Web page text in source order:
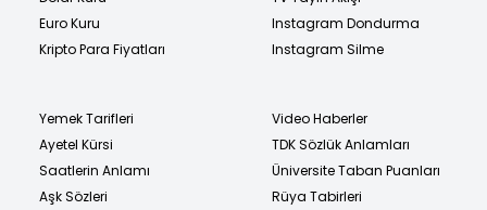
Euro Kuru
Kripto Para Fiyatları
Instagram Dondurma
Instagram Silme
Yemek Tarifleri
Ayetel Kürsi
Saatlerin Anlamı
Aşk Sözleri
Video Haberler
TDK Sözlük Anlamları
Üniversite Taban Puanları
Rüya Tabirleri